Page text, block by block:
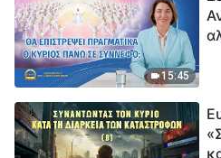
15:45